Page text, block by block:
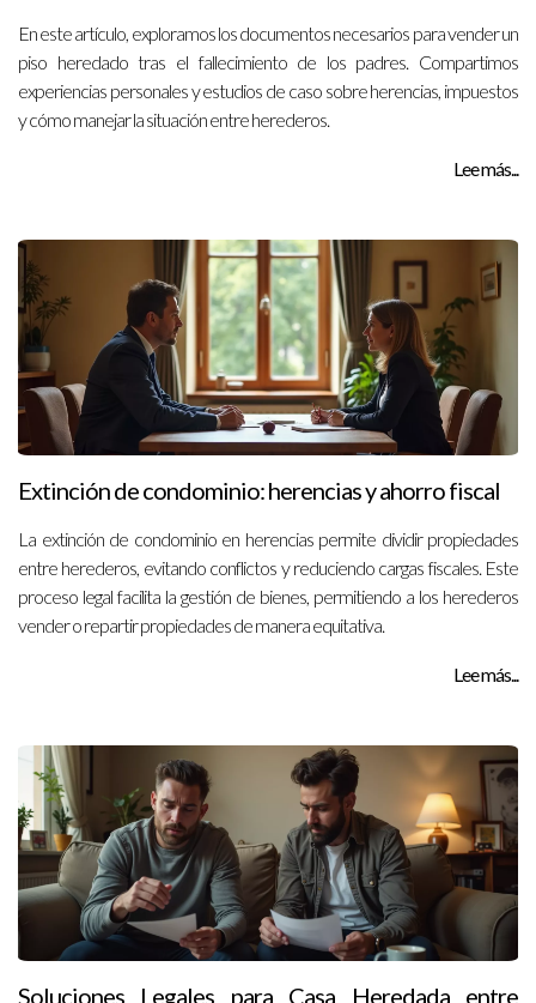
En este artículo, exploramos los documentos necesarios para vender un
piso heredado tras el fallecimiento de los padres. Compartimos
experiencias personales y estudios de caso sobre herencias, impuestos
y cómo manejar la situación entre herederos.
Lee más...
Extinción de condominio: herencias y ahorro fiscal
La extinción de condominio en herencias permite dividir propiedades
entre herederos, evitando conflictos y reduciendo cargas fiscales. Este
proceso legal facilita la gestión de bienes, permitiendo a los herederos
vender o repartir propiedades de manera equitativa.
Lee más...
Soluciones Legales para Casa Heredada entre